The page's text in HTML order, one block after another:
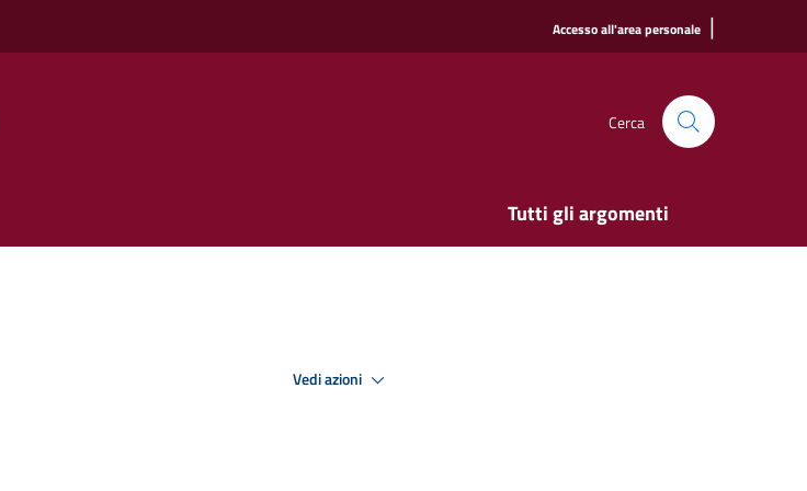
Accesso all'area personale |
Cerca
Tutti gli argomenti
Vedi azioni